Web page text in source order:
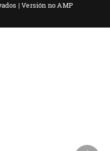
|Versión no AMP